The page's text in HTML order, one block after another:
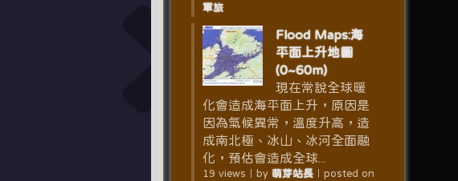
軍旅
Flood Maps:海
平面上升地圖
(0~60m)
現在常說全球暖
化會造成海平面上升，原因是
因為氣候異常，溫度升高，造
成南北極、冰山、冰河全面融
化，預估會造成全球...
19 views by 萌芽站長｜ posted on